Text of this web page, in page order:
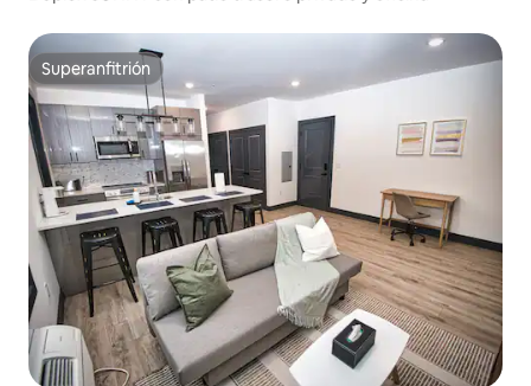
Superanfitrión
Superanfitrión